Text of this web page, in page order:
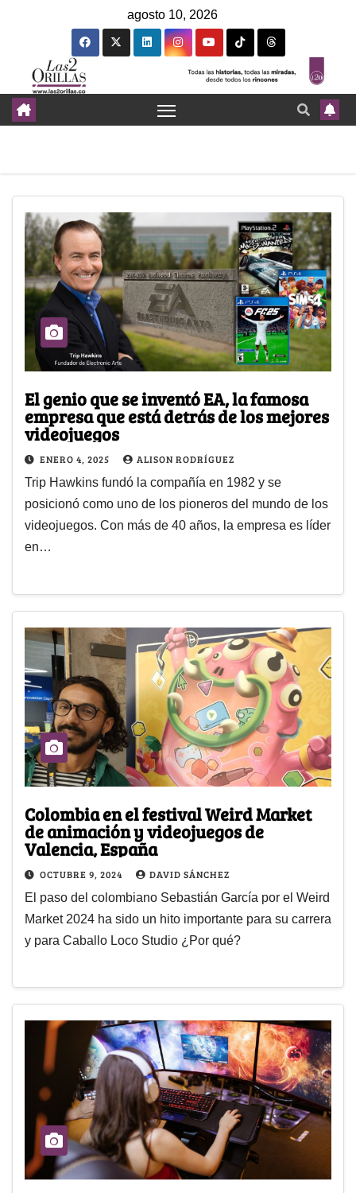
agosto 10, 2026
El genio que se inventó EA, la famosa
empresa que está detrás de los mejores
videojuegos
ENERO 4, 2025 ALISON RODRÍGUEZ
Trip Hawkins fundó la compañía en 1982 y se
posicionó como uno de los pioneros del mundo de los
videojuegos. Con más de 40 años, la empresa es líder
en…
Colombia en el festival Weird Market
de animación y videojuegos de
Valencia, España
OCTUBRE 9, 2024 DAVID SÁNCHEZ
El paso del colombiano Sebastián García por el Weird
Market 2024 ha sido un hito importante para su carrera
y para Caballo Loco Studio ¿Por qué?